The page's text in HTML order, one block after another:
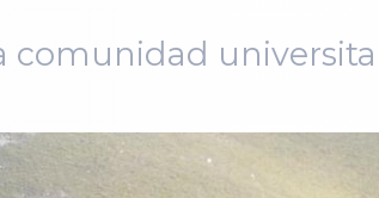
comunidad